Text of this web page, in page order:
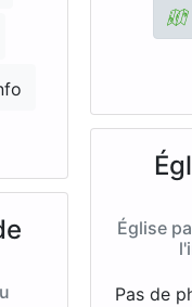
Église
Pas de